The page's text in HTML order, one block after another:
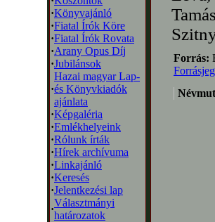
·Könyvajánló
·Fiatal Írók Köre
·Fiatal Írók Rovata
·Arany Opus Díj
·Jubilánsok
·
Hazai magyar Lap-
és Könyvkiadók
ajánlata
·Képgaléria
·Emlékhelyeink
·Rólunk írták
·Hírek archívuma
·Linkajánló
·Keresés
·Jelentkezési lap
·
Választmányi
határozatok
Forrás: